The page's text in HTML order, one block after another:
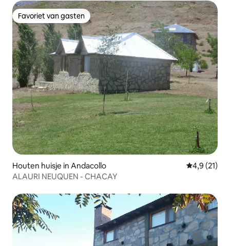
Favoriet van gasten
Favoriet van gasten
Houten huisje in Andacollo
4,9 (21)
ALAURI NEUQUEN - CHACAY